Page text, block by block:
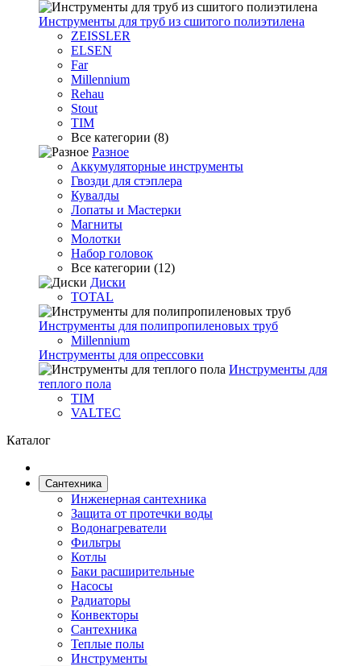
Инструменты для труб из сшитого полиэтилена
ZEISSLER
ELSEN
Far
Millennium
Rehau
Stout
TIM
Все категории (8)
Разное
Аккумуляторные инструменты
Гвозди для стэплера
Кувалды
Лопаты и Мастерки
Магниты
Молотки
Набор головок
Все категории (12)
Диски
TOTAL
Инструменты для полипропиленовых труб
Millennium
Инструменты для опрессовки
Инструменты для
теплого пола
TIM
VALTEC
Каталог
Сантехника
Инженерная сантехника
Защита от протечки воды
Водонагреватели
Фильтры
Котлы
Баки расширительные
Насосы
Радиаторы
Конвекторы
Сантехника
Теплые полы
Инструменты